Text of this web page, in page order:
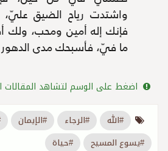
واشتدت رياح الضيق
فإنك إله أمين ومحب، ولك
ما فيّ، فأسبحك مدى الدهور
اضغط على الوسم لتشاهد المقالات
#الله #الرجاء #الإيمان
#يسوع المسيح
#حياة